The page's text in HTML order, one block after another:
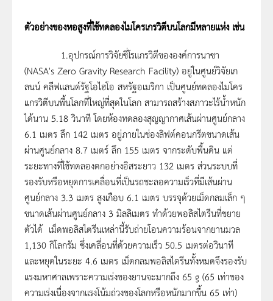
ตัวอย่างของหอสูงที่ใช้ทดลองไมโครเกรวิตีบนโลกมีหลายแห่ง เช่น
1.อุปกรณ์การวิจัยซี่โรแกรวิตีขององค์การนาซา
(NASA's Zero Gravity Research Facility) อยู่ในศูนย์วิจัยเก
ลนน์ คลีฟแลนด์รัฐโอไฮโอ สหรัฐอเมริกา เป็นศูนย์ทดลองไมโคร
แกรวิตีบนพื้นโลกที่ใหญ่ที่สุดในโลก สามารถสร้างสภาวะไร้น้ำหนัก
ได้นาน 5.18 วินาที โดยห้องทดลองสุญญากาศเส้นผ่านศูนย์กลาง
6.1 เมตร ลึก 142 เมตร อยู่ภายในช่องลิฟต์คอนกรีตขนาดเส้น
ผ่านศูนย์กลาง 8.7 เมตร์ ลึก 155 เมตร จากระดับพื้นดิน แต่
ระยะทางที่ใช้ทดลองตกอย่างอิสระยาว 132 เมตร ส่วนระบบที่
รองรับหรือหยุดการเคลื่อนที่เป็นรถชะลอความเร็วที่มีเส้นผ่าน
ศูนย์กลาง 3.3 เมตร สูงเกือบ 6.1 เมตร บรรจุด้วยเม็ดกลมเล็ก ๆ
ขนาดเส้นผ่านศูนย์กลาง 3 มิลลิเมตร ทำด้วยพอลิสไตรีนที่ขยาย
ตัวได้ เม็ดพอลิสไตรีนเหล่านี้รับถ่ายโอนความร้อนจากยานมวล
1,130 กิโลกรัม ซึ่งเคลื่อนที่ด้วยความเร็ว 50.5 เมตรต่อวินาที
และหยุดในระยะ 4.6 เมตร เม็ดกลมพอลิสไตรีนทั้งหมดจึงรองรับ
แรงมหาศาลเพราะความเร่งของยานจะมากถึง 65 g (65 เท่าของ
ความเร่งเนื่องจากแรงโน้มถ่วงของโลกหรือหนักมากขึ้น 65 เท่า)